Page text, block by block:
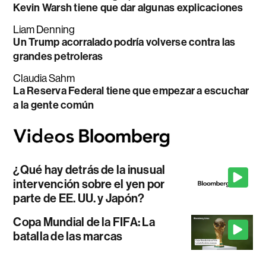
Kevin Warsh tiene que dar algunas explicaciones
Liam Denning
Un Trump acorralado podría volverse contra las
grandes petroleras
Claudia Sahm
La Reserva Federal tiene que empezar a escuchar
a la gente común
¿Qué hay detrás de la inusual
intervención sobre el yen por
parte de EE. UU. y Japón?
Copa Mundial de la FIFA: La
batalla de las marcas